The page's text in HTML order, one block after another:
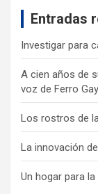
Entradas
Investigar para
A cien años de
voz de Ferro Gay
Los rostros de
La innovación
Un hogar para